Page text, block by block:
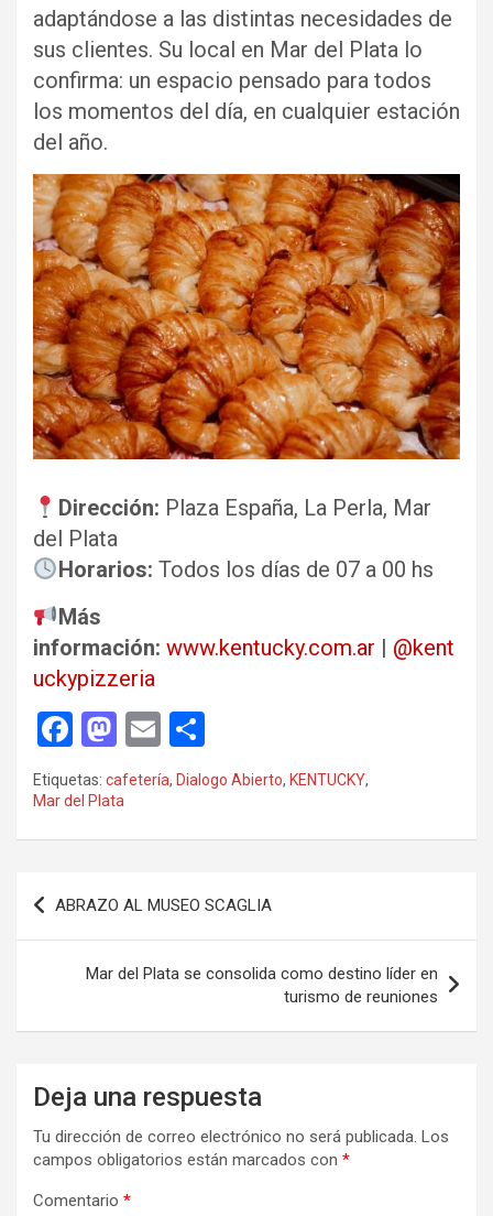
adaptándose a las distintas necesidades de
sus clientes. Su local en Mar del Plata lo
confirma: un espacio pensado para todos
los momentos del día, en cualquier estación
del año.
Dirección: Plaza España, La Perla, Mar
del Plata
Horarios: Todos los días de 07 a 00 hs
Más
información: www.kentucky.com.ar | @kent
uckypizzeria
F
a
ce
b
o
k
M
a
st
o
o
n
E
m
ail m
p
tir
Etiquetas: cafetería, Dialogo Abierto, KENTUCKY,
Mar del Plata
Navegación
de
entradas
ABRAZO AL MUSEO SCAGLIA
Mar del Plata se consolida como destino líder en
turismo de reuniones
Deja una respuesta
Tu dirección de correo electrónico no será publicada. Los
campos obligatorios están marcados con *
Comentario *